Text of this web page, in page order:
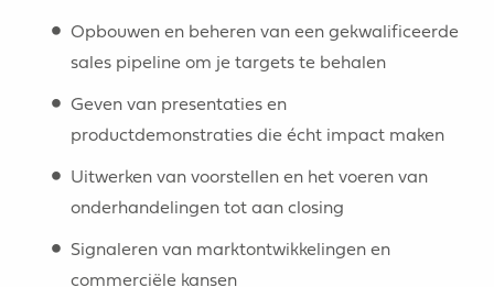
Opbouwen en beheren van een gekwalificeerde
sales pipeline om je targets te behalen
Geven van presentaties en
productdemonstraties die écht impact maken
Uitwerken van voorstellen en het voeren van
onderhandelingen tot aan closing
Signaleren van marktontwikkelingen en
commerciële kansen